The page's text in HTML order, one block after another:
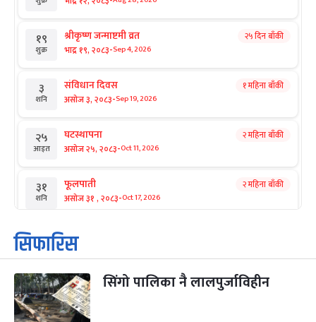
१९
शुक्र
श्रीकृष्ण जन्माष्टमी व्रत
भाद्र १९, २०८३-Sep 4, 2026
२५ दिन बाँकी
३
शनि
संविधान दिवस
असोज ३, २०८३-Sep 19, 2026
१ महिना बाँकी
२५
आइत
घटस्थापना
असोज २५, २०८३-Oct 11, 2026
२ महिना बाँकी
३१
शनि
फूलपाती
असोज ३१ , २०८३-Oct 17, 2026
२ महिना बाँकी
१
आइत
कार्तिक सङ्क्रान्ति
कार्तिक १, २०८३
३
मंगल
महानवमी
कार्तिक ३, २०८३
२ महिना बाँकी
सिफारिस
सिंगो पालिका नै लालपुर्जाविहीन